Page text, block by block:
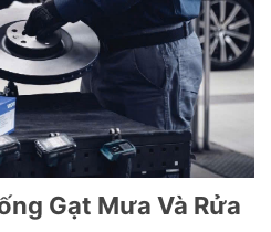
Gạt Mưa Và Rửa